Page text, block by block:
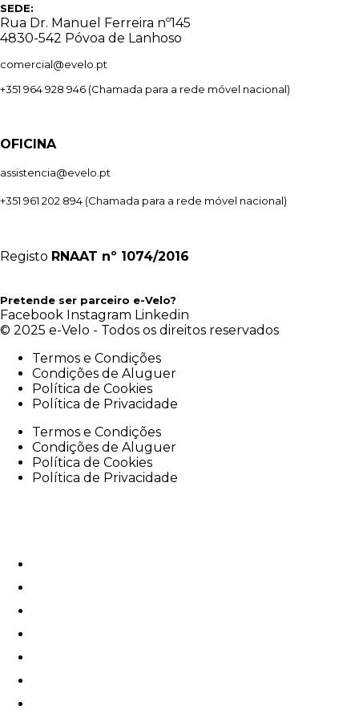
SEDE:
Rua Dr. Manuel Ferreira nº145
4830-542 Póvoa de Lanhoso
comercial@evelo.pt
+351 964 928 946 (Chamada para a rede móvel nacional)
OFICINA
assistencia@evelo.pt
+351 961 202 894 (Chamada para a rede móvel nacional)
Registo RNAAT nº 1074/2016
Pretende ser parceiro e-Velo?
Facebook Instagram Linkedin
© 2025 e-Velo - Todos os direitos reservados
Termos e Condições
Condições de Aluguer
Política de Cookies
Política de Privacidade
Termos e Condições
Condições de Aluguer
Política de Cookies
Política de Privacidade